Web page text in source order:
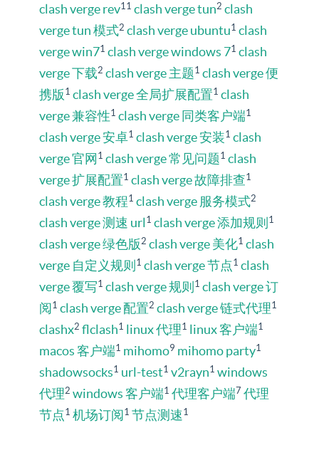
clash verge rev11 clash verge tun2 clash
verge tun 模式2 clash verge ubuntu1 clash
verge win71 clash verge windows 71 clash
verge 下载2 clash verge 主题1 clash verge 便
携版 1 clash verge 全局扩展配置1 clash
verge 兼容性1 clash verge 同类客户端1
clash verge 安卓1 clash verge 安装1 clash
verge 官网 1 clash verge 常见问题1 clash
verge 扩展配置1 clash verge 故障排查1
clash verge 教程1 clash verge 服务模式2
clash verge 测速 url 1 clash verge 添加规则 1
clash verge 绿色版2 clash verge 美化1 clash
verge 自定义规则 1 clash verge 节点1 clash
verge 覆写1 clash verge 规则 1 clash verge 订
阅1 clash verge 配置2 clash verge 链式代理1
clashx2 flclash1 linux 代理1 linux 客户端1
macos 客户端1 mihomo9 mihomo party1
shadowsocks1 url-test1 v2rayn1 windows
代理2 windows 客户端1 代理客户端7 代理
节点1 机场订阅1 节点测速1